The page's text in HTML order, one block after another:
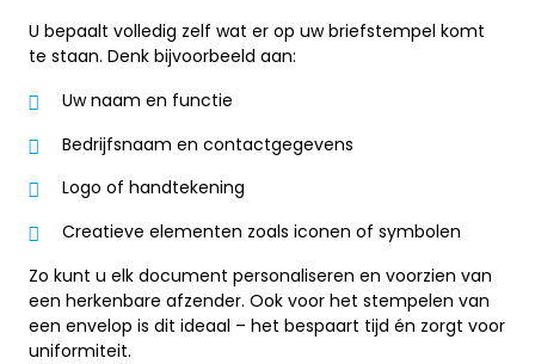
U bepaalt volledig zelf wat er op uw briefstempel komt
te staan. Denk bijvoorbeeld aan:
Uw naam en functie
Bedrijfsnaam en contactgegevens
Logo of handtekening
Creatieve elementen zoals iconen of symbolen
Zo kunt u elk document personaliseren en voorzien van
een herkenbare afzender. Ook voor het stempelen van
een envelop is dit ideaal – het bespaart tijd én zorgt voor
uniformiteit.